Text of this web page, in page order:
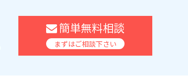
簡単無料相談
まずはご相談下さい